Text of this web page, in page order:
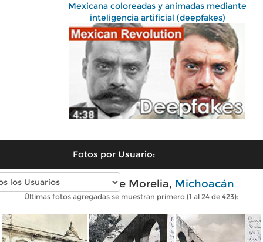
Mexicana coloreadas y animadas mediante
inteligencia artificial (deepfakes)
Fotos por Usuario:
Fotos antiguas de Morelia, Michoacán
Últimas fotos agregadas se muestran primero (1 al 24 de 423):